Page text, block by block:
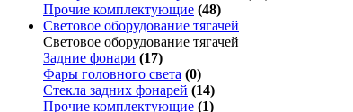
Прочие комплектующие (48)
Световое оборудование тягачей
Световое оборудование тягачей
Задние фонари (17)
Фары головного света (0)
Стекла задних фонарей (14)
Прочие комплектующие (1)